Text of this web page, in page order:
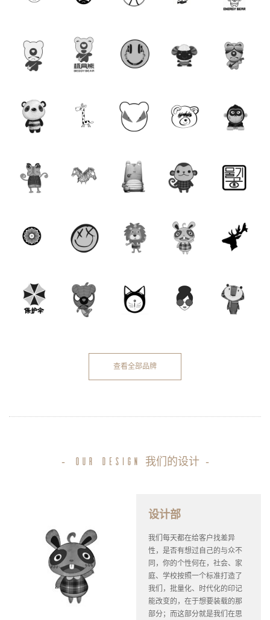
查看全部品牌
- our design 我们的设计 -
设计部
我们每天都在给客户找差异
性，是否有想过自己的与众不
同，你的个性何在，社会、家
庭、学校按照一个标准打造了
我们，批量化、时代化的印记
能改变的，在于想要装载的那
部分；而这部分就是我们在思